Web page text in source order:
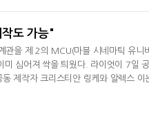
도 가능"
관을 제 2의 MCU(마블 시네마틱 유니
미 심어져 싹을 틔웠다. 라이엇이 7일
제작자 크리스티안 링케와 알렉스 이
기와 챔피언이 추가되고, 팬들이 '아